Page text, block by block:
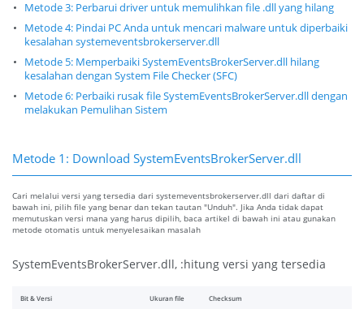
Metode 3: Perbarui driver untuk memulihkan file .dll yang hilang
Metode 4: Pindai PC Anda untuk mencari malware untuk diperbaiki
kesalahan systemeventsbrokerserver.dll
Metode 5: Memperbaiki SystemEventsBrokerServer.dll hilang
kesalahan dengan System File Checker (SFC)
Metode 6: Perbaiki rusak file SystemEventsBrokerServer.dll dengan
melakukan Pemulihan Sistem
Metode 1: Download SystemEventsBrokerServer.dll
Cari melalui versi yang tersedia dari systemeventsbrokerserver.dll dari daftar di
bawah ini, pilih file yang benar dan tekan tautan "Unduh". Jika Anda tidak dapat
memutuskan versi mana yang harus dipilih, baca artikel di bawah ini atau gunakan
metode otomatis untuk menyelesaikan masalah
SystemEventsBrokerServer.dll, :hitung versi yang tersedia
Bit & Versi Ukuran file Checksum